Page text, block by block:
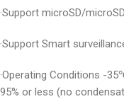
·Support microSD/
·Support Smart
·Operating Conditions -
95% or less (no